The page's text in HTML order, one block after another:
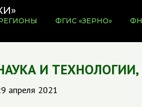
ФГИС «ЗЕРНО»
И ТЕХНОЛОГИИ,
апреля 2021